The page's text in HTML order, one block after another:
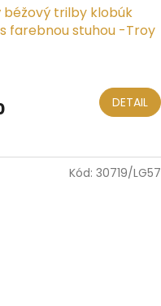
béžový trilby klobúk
farebnou stuhou -Troy
DETAIL
Kód: 30719/LG57